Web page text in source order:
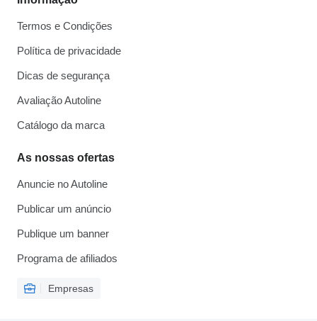
Termos e Condições
Política de privacidade
Dicas de segurança
Avaliação Autoline
Catálogo da marca
As nossas ofertas
Anuncie no Autoline
Publicar um anúncio
Publique um banner
Programa de afiliados
Empresas